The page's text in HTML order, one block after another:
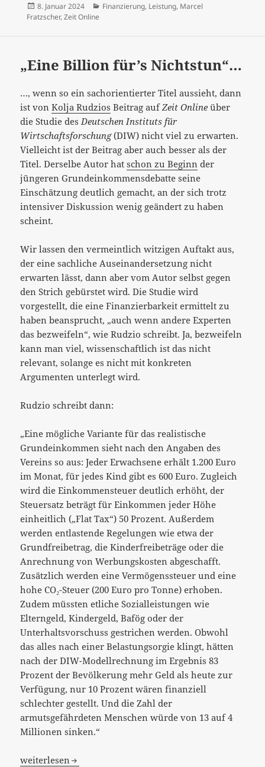
Veröffentlicht
am
8. Januar 2024 Kategorien
Finanzierung, Leistung, Marcel
Fratzscher, Zeit Online
„Eine Billion für’s Nichtstun“…
…, wenn so ein sachorientierter Titel aussieht, dann
ist vonKolja Rudzios Beitrag aufZeit Online über
die Studie desDeutschen Instituts für
Wirtschaftsforschung(DIW) nicht viel zu erwarten.
Vielleicht ist der Beitrag aber auch besser als der
Titel. Derselbe Autor hatschon zu Beginn der
jüngeren Grundeinkommensdebatte seine
Einschätzung deutlich gemacht, an der sich trotz
intensiver Diskussion wenig geändert zu haben
scheint.
Wir lassen den vermeintlich witzigen Auftakt aus,
der eine sachliche Auseinandersetzung nicht
erwarten lässt, dann aber vom Autor selbst gegen
den Strich gebürstet wird. Die Studie wird
vorgestellt, die eine Finanzierbarkeit ermittelt zu
haben beansprucht, „auch wenn andere Experten
das bezweifeln“, wie Rudzio schreibt. Ja, bezweifeln
kann man viel, wissenschaftlich ist das nicht
relevant, solange es nicht mit konkreten
Argumenten unterlegt wird.
Rudzio schreibt dann:
„Eine mögliche Variante für das realistische
Grundeinkommen sieht nach den Angaben des
Vereins so aus: Jeder Erwachsene erhält 1.200 Euro
im Monat, für jedes Kind gibt es 600 Euro. Zugleich
wird die Einkommensteuer deutlich erhöht, der
Steuersatz beträgt für Einkommen jeder Höhe
einheitlich („Flat Tax“) 50 Prozent. Außerdem
werden entlastende Regelungen wie etwa der
Grundfreibetrag, die Kinderfreibeträge oder die
Anrechnung von Werbungskosten abgeschafft.
Zusätzlich werden eine Vermögenssteuer und eine
hohe CO₂-Steuer (200 Euro pro Tonne) erhoben.
Zudem müssten etliche Sozialleistungen wie
Elterngeld, Kindergeld, Bafög oder der
Unterhaltsvorschuss gestrichen werden. Obwohl
das alles nach einer Belastungsorgie klingt, hätten
nach der DIW-Modellrechnung im Ergebnis 83
Prozent der Bevölkerung mehr Geld als heute zur
Verfügung, nur 10 Prozent wären finanziell
schlechter gestellt. Und die Zahl der
armutsgefährdeten Menschen würde von 13 auf 4
Millionen sinken.“
„Eine Billion für’s Nichtstun“…
weiterlesen